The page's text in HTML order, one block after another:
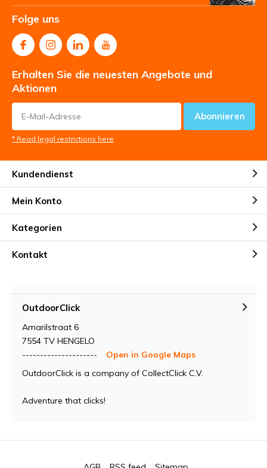
Folge uns
Erhalten Sie die neuesten Angebote und
Aktionen
Abonnieren
* Read legal restrictions here
Kundendienst
Mein Konto
Kategorien
Kontakt
OutdoorClick
Amarilstraat 6
7554 TV HENGELO
---------------------
Open in Google Maps
OutdoorClick is a company of CollectClick C.V.
Adventure that clicks!